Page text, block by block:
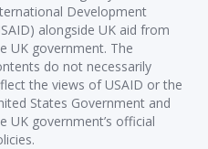
Development
alongside UK aid from
UK government. The
do not necessarily
the views of USAID or the
States Government and
UK government’s official